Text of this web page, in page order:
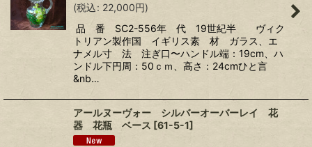
(税込: 22,000円)
品 番 SC2-556年 代 19世紀半 ヴィク
トリアン製作国 イギリス素 材 ガラス、エ
ナメル寸 法 注ぎ口〜ハンドル端：19cm、ハ
ンドル下円周：50ｃｍ、高さ：24cmひと言
&nb…
アールヌーヴォー シルバーオーバーレイ 花
器 花瓶 ベース [61-5-1]